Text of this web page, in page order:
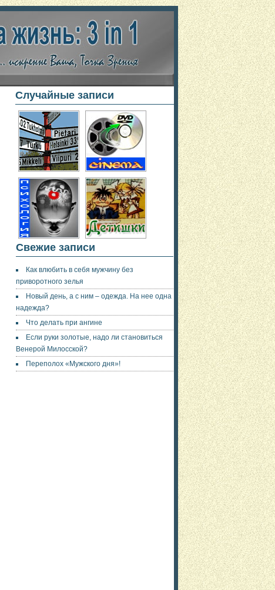
Случайные записи
Свежие записи
Как влюбить в себя мужчину без
приворотного зелья
Новый день, а с ним – одежда. На нее одна
надежда?
Что делать при ангине
Если руки золотые, надо ли становиться
Венерой Милосской?
Переполох «Мужского дня»!